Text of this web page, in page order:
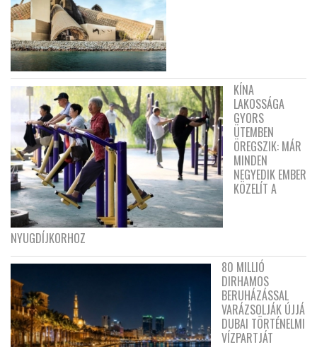
KÍNA
LAKOSSÁGA
GYORS
ÜTEMBEN
ÖREGSZIK: MÁR
MINDEN
NEGYEDIK EMBER
KÖZELÍT A
NYUGDÍJKORHOZ
80 MILLIÓ
DIRHAMOS
BERUHÁZÁSSAL
VARÁZSOLJÁK ÚJJÁ
DUBAI TÖRTÉNELMI
VÍZPARTJÁT